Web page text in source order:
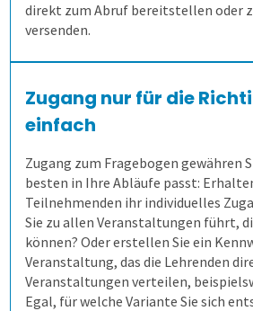
Flexible Aufgabenformen
Formeln und
Selbstgewählte
Prüfungsteile und
Die Blaupause
Flexible Notenstufen
Eigene
Abschreiben verhindern
Prüflinge anlegen
3. Online prüfen
Bequeme
4. Auf Papier prüfen
Rechtssichere Prüfungen
Massenprüfungen
Fehler vermeiden
Transparenz schaffen
5. Ergebnisse erzeugen
Ergebnistabelle
Qualitätsdaten
Ergebnisbericht
Lösungen
Aufgabenverwaltung
Scannerkorrektur Klaus
Schulungen
Einstieg
Extras
Mitarbeiterbefragung
360-Grad-Feedback
Kundenbefragung
Gesundheitswesen
Patientenbefragung
Ärzte- und
Versorgungsqualität
1. Alle Befragungsarten
Punktuelle
Bürgerumfragen
Bürgerbeteiligung
Studierendenbefragung
2. Befragung vorbereiten
Befragungsart wählen
Daten importieren
Fragebogen erstellen
3. Daten erheben
Auf Papier befragen
Online befragen
4. Bögen erfassen
Fragebögen einscannen
5. Ergebnisse generieren
Anfahrt
direkt zum Abruf bereitstellen oder
versenden.
Zugang nur für die
einfach
Zugang zum Fragebogen gewähren
besten in Ihre Abläufe passt:
Teilnehmenden ihr individuelles
Sie zu allen Veranstaltungen führt,
können? Oder erstellen Sie ein
Veranstaltung, das die Lehrenden
Veranstaltungen verteilen,
Egal, für welche Variante Sie sich